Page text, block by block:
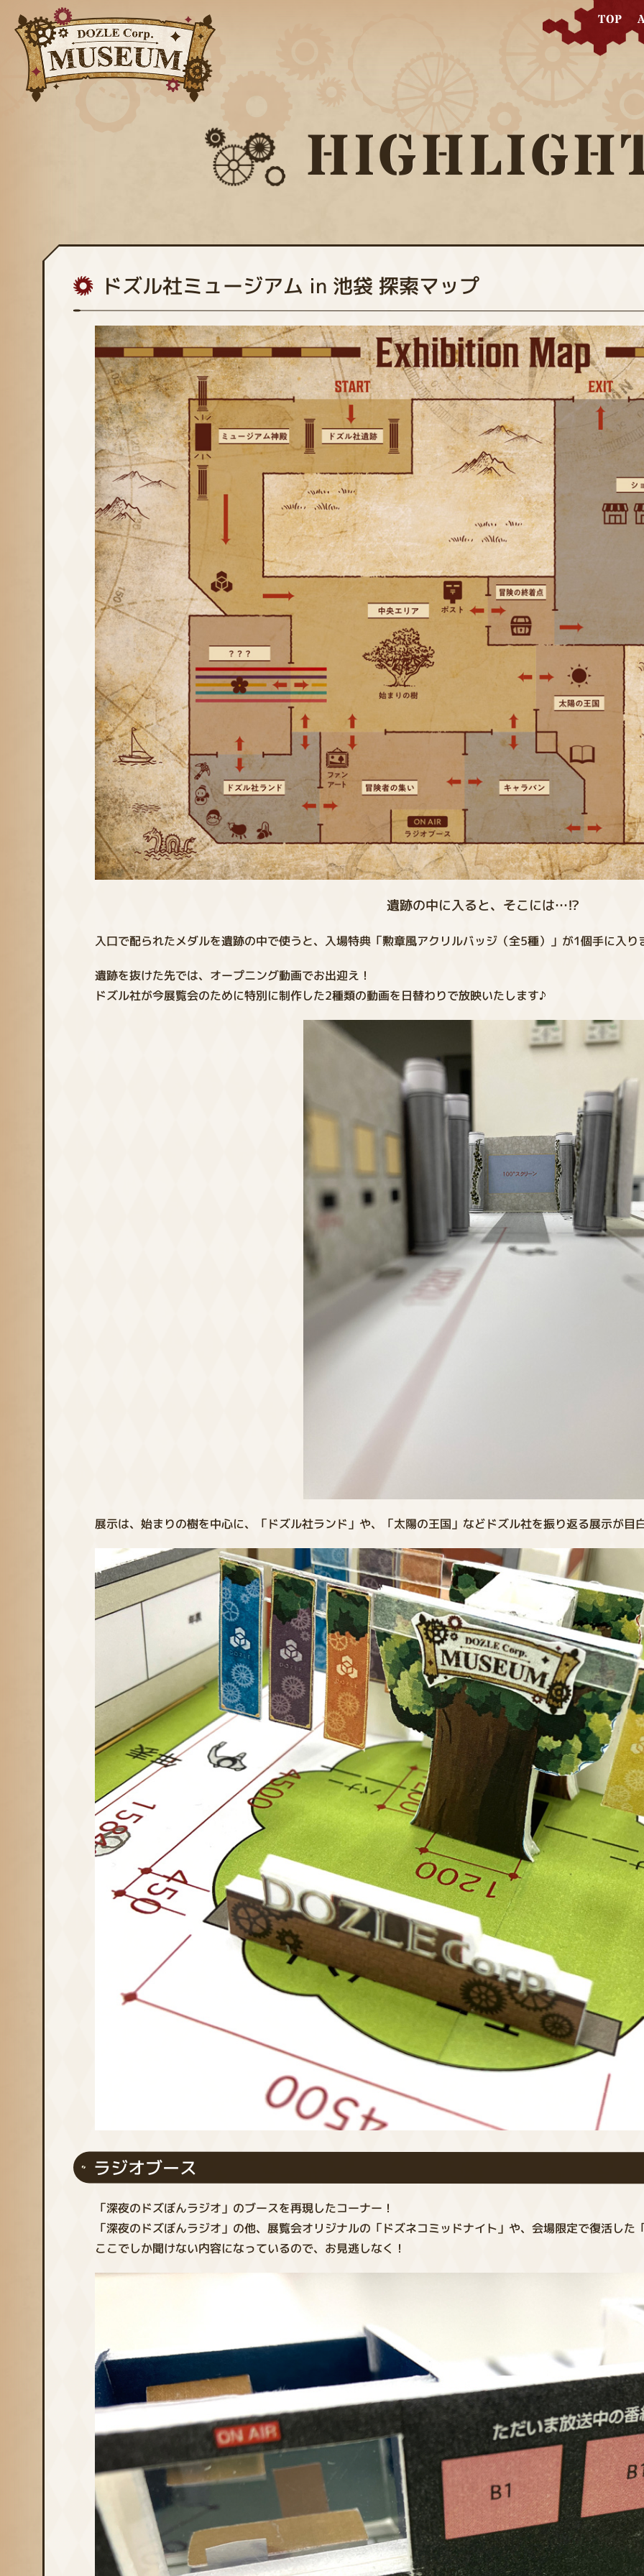
TOP
ドズル社ミュージアム in 池袋 探索マップ
遺跡の中に入ると、そこには…!?
入口で配られたメダルを遺跡の中で使うと、入場特典「勲章風アクリルバッジ（全5種）」が1個手に入り
遺跡を抜けた先では、オープニング動画でお出迎え！
ドズル社が今展覧会のために特別に制作した2種類の動画を日替わりで放映いたします♪
展示は、始まりの樹を中心に、「ドズル社ランド」や、「太陽の王国」などドズル社を振り返る展示が目
ラジオブース
「深夜のドズぼんラジオ」のブースを再現したコーナー！
「深夜のドズぼんラジオ」の他、展覧会オリジナルの「ドズネコミッドナイト」や、会場限定で復活し
ここでしか聞けない内容になっているので、お見逃しなく！